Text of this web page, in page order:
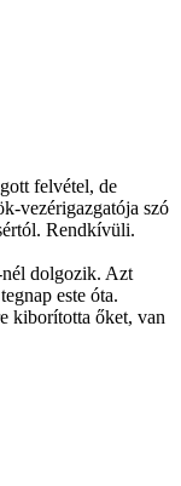
felvétel, de
vezérigazgatója szó
Rendkívüli.
dolgozik. Azt
este óta.
kiborította őket, van